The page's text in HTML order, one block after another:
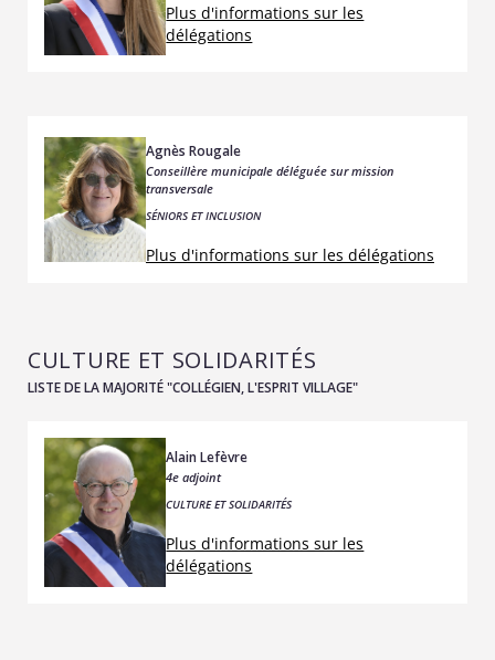
Plus d'informations sur les
délégations
Agnès Rougale
Conseillère municipale déléguée sur mission
transversale
SÉNIORS ET INCLUSION
Plus d'informations sur les délégations
CULTURE ET SOLIDARITÉS
LISTE DE LA MAJORITÉ "COLLÉGIEN, L'ESPRIT VILLAGE"
Alain Lefèvre
4e adjoint
CULTURE ET SOLIDARITÉS
Plus d'informations sur les
délégations